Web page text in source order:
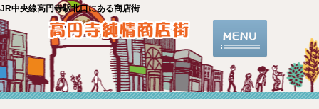
JR中央線高円寺駅北口にある商店街